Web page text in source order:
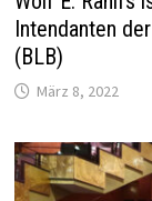
Intendanten
(BLB)
März 8, 2022